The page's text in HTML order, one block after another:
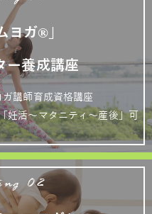
ヨガ®」
ー養成講座
講師育成資格講座
妊活～マタニティ～産後」可
02